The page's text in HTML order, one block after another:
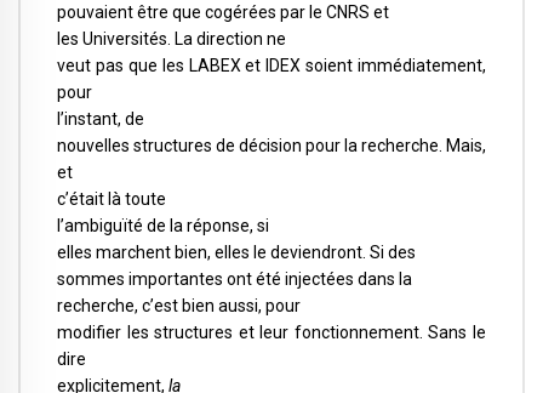
pouvaient être que cogérées par le CNRS et
les Universités. La direction ne
veut pas que les LABEX et IDEX soient immédiatement,
pour
l’instant, de
nouvelles structures de décision pour la recherche. Mais,
et
c’était là toute
l’ambiguïté de la réponse, si
elles marchent bien, elles le deviendront. Si des
sommes importantes ont été injectées dans la
recherche, c’est bien aussi, pour
modifier les structures et leur fonctionnement. Sans le
dire
explicitement, la